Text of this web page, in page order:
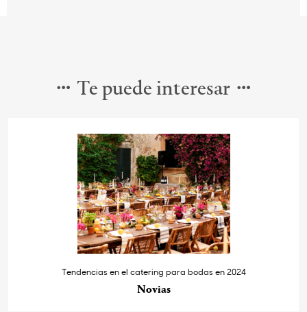
Te puede interesar
Tendencias en el catering para bodas en 2024
Novias